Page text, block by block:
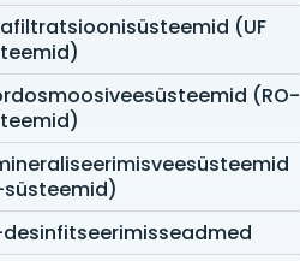
(UF
(RO-
süsteemid)
desinfitseerimisseadmed